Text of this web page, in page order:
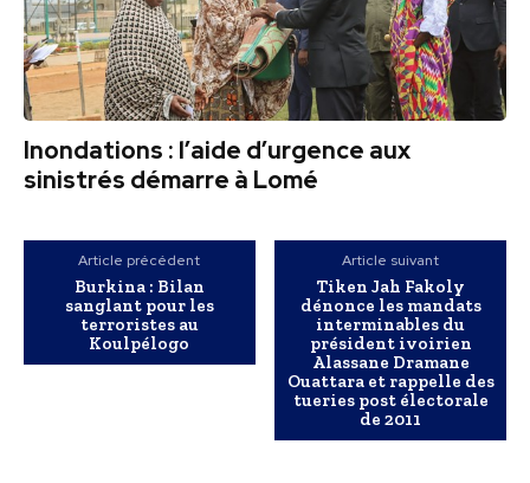
Inondations : l’aide d’urgence aux
sinistrés démarre à Lomé
Article précédent
Burkina : Bilan
sanglant pour les
terroristes au
Koulpélogo
Article suivant
Tiken Jah Fakoly
dénonce les mandats
interminables du
président ivoirien
Alassane Dramane
Ouattara et rappelle des
tueries post électorale
de 2011